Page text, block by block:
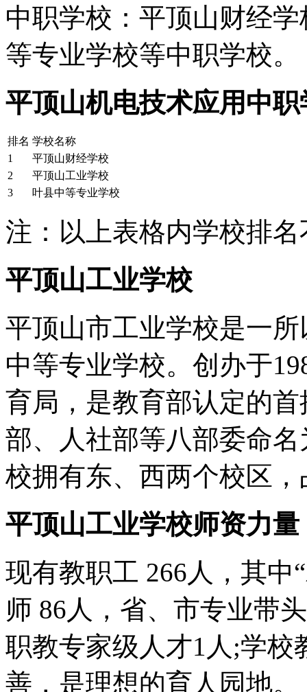
中职学校：平顶山财经
等专业学校等中职学校。
平顶山机电技术应用中
排名 学校名称
1
平顶山财经学校
2
平顶山工业学校
3
叶县中等专业学校
注：以上表格内学校排
平顶山工业学校
平顶山市工业学校是一
中等专业学校。创办于
育局，是教育部认定的
部、人社部等八部委命
校拥有东、西两个校区
平顶山工业学校师资力量
现有教职工 266人，其中
师 86人，省、市专业带
职教专家级人才1人;学校
善，是理想的育人园地。